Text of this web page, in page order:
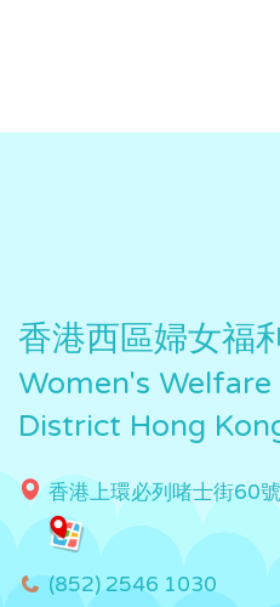
香港西區婦女福
Women's
District Hong
香港上環必列啫士街60
(852) 2546 1030